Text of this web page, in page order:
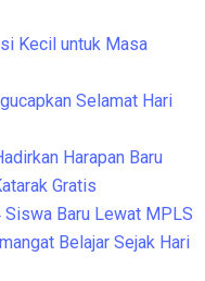
Kecil untuk Masa
Selamat Hari
Harapan Baru
Gratis
Baru Lewat MPLS
Belajar Sejak Hari